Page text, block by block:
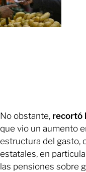
No obstante, recortó
que vio un aumento
estructura del gasto,
estatales, en
las pensiones sobre